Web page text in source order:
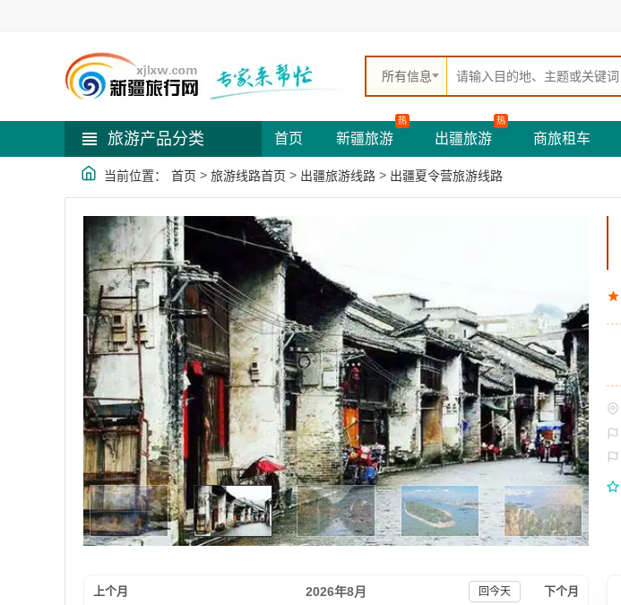
所有信息
旅游产品分类 首页 新疆旅游
热
出疆旅游
热
商旅租车
当前位置： 首页 > 旅游线路首页 > 出疆旅游线路 > 出疆夏令营旅游线路
2026年8月 回今天
上个月 下个月